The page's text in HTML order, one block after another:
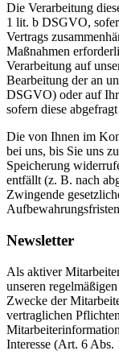
Die Verarbeitung
1 lit. b DSGVO,
Vertrags
Maßnahmen
Verarbeitung auf
Bearbeitung der an
DSGVO) oder auf
sofern diese
Die von Ihnen im
bei uns, bis Sie uns
Speicherung
entfällt (z. B. nach
Zwingende
Newsletter
Als aktiver
unseren
Zwecke der
vertraglichen
Interesse (Art. 6